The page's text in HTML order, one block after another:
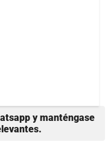
y manténgase